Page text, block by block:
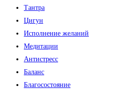
Тантра
Цигун
Исполнение желаний
Медитации
Антистресс
Баланс
Благосостояние